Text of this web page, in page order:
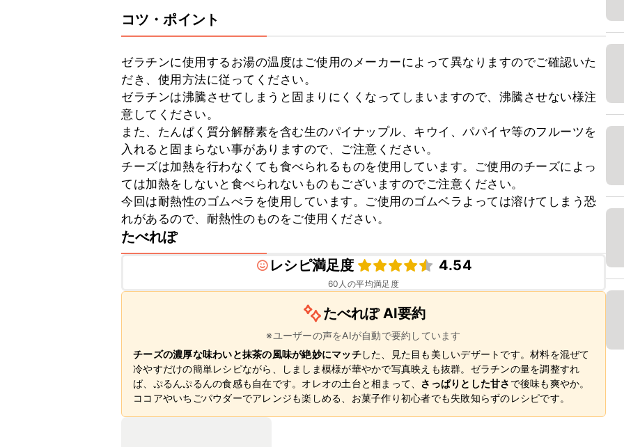
コツ・ポイント
ゼラチンに使用するお湯の温度はご使用のメーカーによって異なりますのでご確認いた
だき、使用方法に従ってください。
ゼラチンは沸騰させてしまうと固まりにくくなってしまいますので、沸騰させない様注
意してください。
また、たんぱく質分解酵素を含む生のパイナップル、キウイ、パパイヤ等のフルーツを
入れると固まらない事がありますので、ご注意ください。
チーズは加熱を行わなくても食べられるものを使用しています。ご使用のチーズによっ
ては加熱をしないと食べられないものもございますのでご注意ください。
今回は耐熱性のゴムべラを使用しています。ご使用のゴムベラよっては溶けてしまう恐
れがあるので、耐熱性のものをご使用ください。
たべれぽ
レシピ満足度
4.54
60 人の平均満足度
たべれぽ AI要約
※ユーザーの声をAIが自動で要約しています
チーズの濃厚な味わいと抹茶の風味が絶妙にマッチした、見た目も美しいデザートです。材料を混ぜて
冷やすだけの簡単レシピながら、しましま模様が華やかで写真映えも抜群。ゼラチンの量を調整すれ
ば、ぷるんぷるんの食感も自在です。オレオの土台と相まって、 さっぱりとした甘さ で後味も爽やか。
ココアやいちごパウダーでアレンジも楽しめる、お菓子作り初心者でも失敗知らずのレシピです。